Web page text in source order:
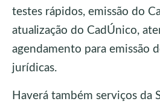
testes rápidos, emissão do
atualização do CadÚnico,
agendamento para emissão
jurídicas.
Haverá também serviços da